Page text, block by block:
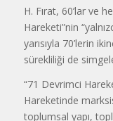
H. Fırat, 60’lar ve
Hareketi”nin
yarısıyla 70’lerin
sürekliliği de
“71 Devrimci
Hareketinde
toplumsal yapı,